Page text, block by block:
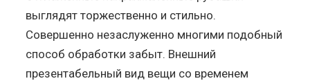
выглядят торжественно и стильно.
Совершенно незаслуженно многими подобный
способ обработки забыт. Внешний
презентабельный вид вещи со временем